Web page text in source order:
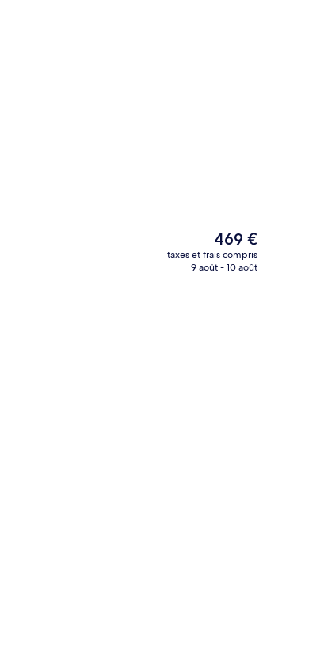
Le
prix
actuel
469 €
taxes et frais compris
9 août - 10 août